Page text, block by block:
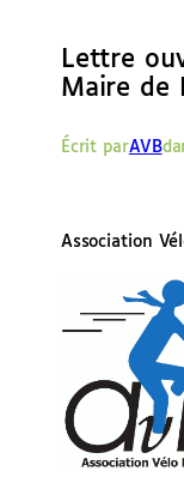
Lettre
Maire de
Écrit parAVB
Association